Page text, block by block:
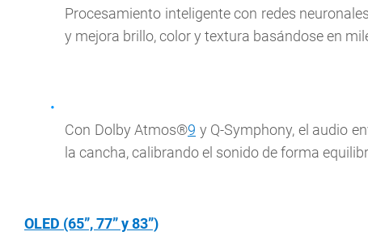
Procesamiento inteligente con redes
y mejora brillo, color y textura basándose en
Con Dolby Atmos®9 y Q-Symphony, el audio
la cancha, calibrando el sonido de forma
OLED (65”, 77” y 83”)